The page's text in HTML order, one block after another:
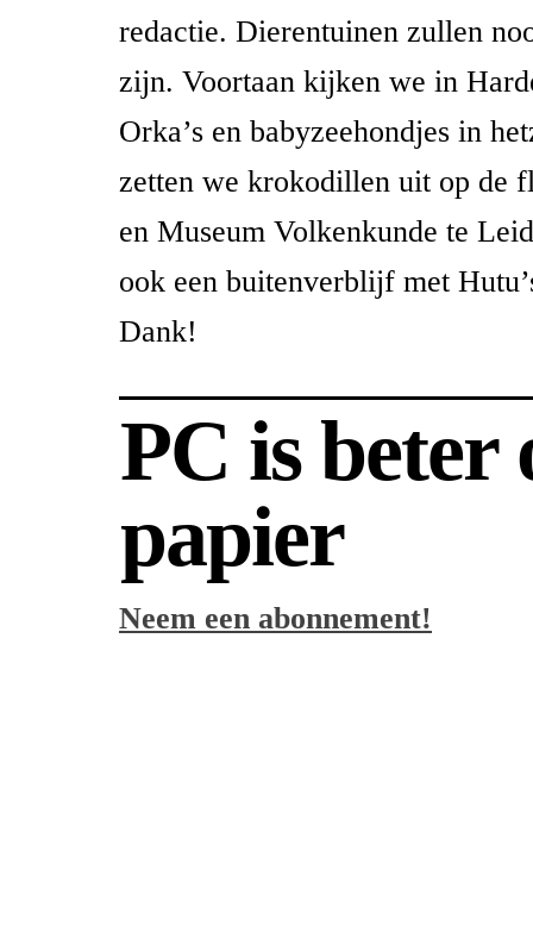
redactie. Dierentuinen zullen
zijn. Voortaan kijken we in
Orka’s en babyzeehondjes in
zetten we krokodillen uit op de
en Museum Volkenkunde te
ook een buitenverblijf met
Dank!
PC is beter
papier
Neem een abonnement!